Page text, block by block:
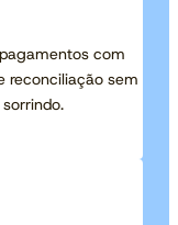
com
reconciliação sem